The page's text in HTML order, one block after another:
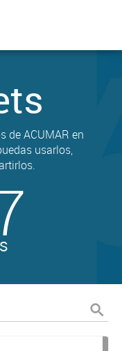
de ACUMAR en
usarlos,